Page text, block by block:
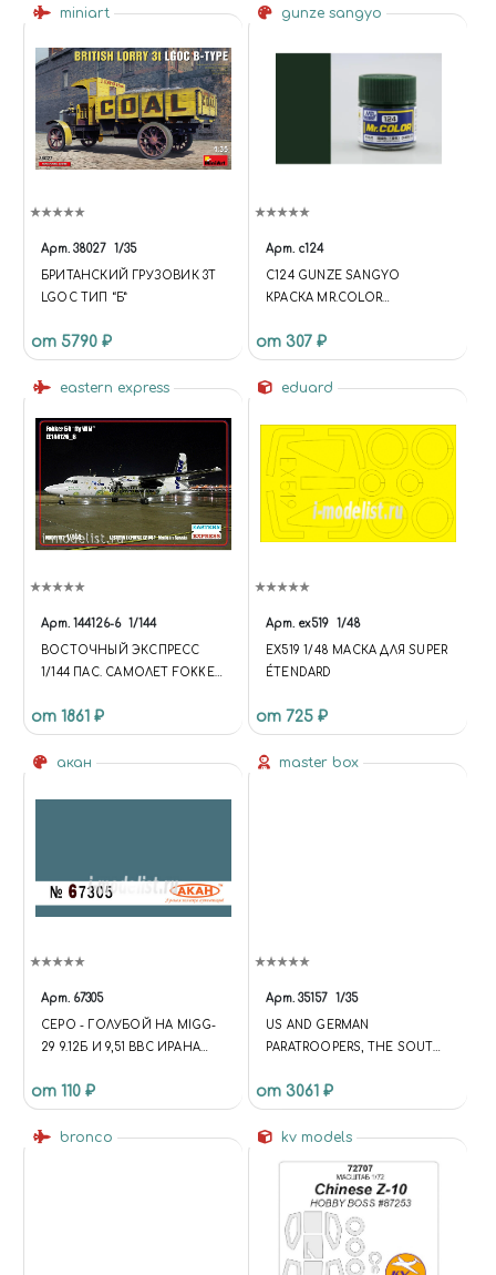
miniart
Арт. 38027 1/35
БРИТАНСКИЙ ГРУЗОВИК 3Т
LGOC ТИП “Б”
от 5790 ₽
gunze sangyo
Арт. c124
C124 GUNZE SANGYO
КРАСКА MR.COLOR
GREEN (MITSUBISHI) (SEMI
GLOSS) (ТЕМНО-ЗЕЛЕНЫЙ
ВВС ЯПОНИИ
от 307 ₽
eastern express
Арт. 144126-6 1/144
ВОСТОЧНЫЙ ЭКСПРЕСС
1/144 ПАС. САМОЛЕТ FOKKER
от 1861 ₽
eduard
Арт. ex519 1/48
EX519 1/48 МАСКА ДЛЯ SUPER
ÉTENDARD
от 725 ₽
акан
Арт. 67305
СЕРО - ГОЛУБОЙ НА MIGG-
29 9.12Б И 9,51 ВВС ИРАНА
от 110 ₽
master box
Арт. 35157 1/35
US AND GERMAN
PARATROOPERS, THE SOUTH
(АМЕРИКАНСКИЕ И
НЕМЕЦКИЕ ДЕСАНТНИКИ,
ЮГ ЕВРОПЫ, 1944 ГОД)
от 3061 ₽
bronco kv models